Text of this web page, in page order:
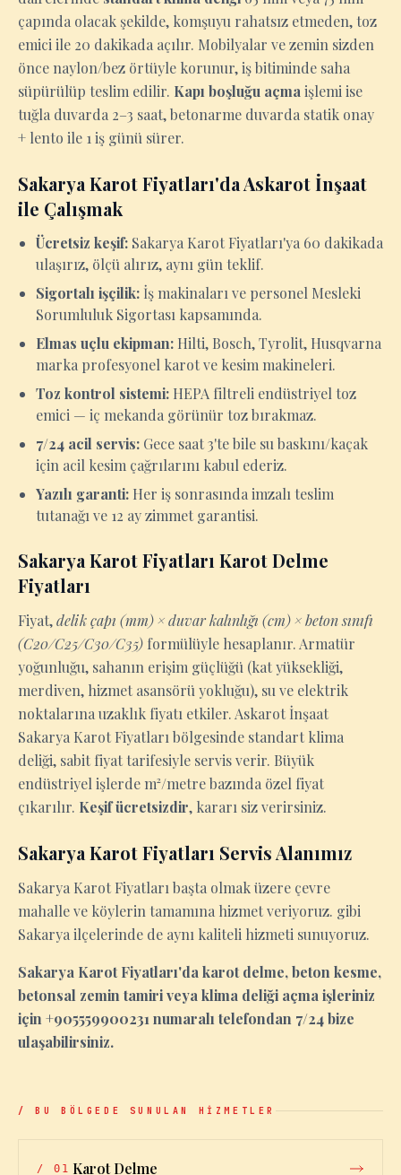
çapında olacak şekilde, komşuyu rahatsız etmeden, toz
emici ile 20 dakikada açılır. Mobilyalar ve zemin sizden
önce naylon/bez örtüyle korunur, iş bitiminde saha
süpürülüp teslim edilir. Kapı boşluğu açma işlemi ise
tuğla duvarda 2–3 saat, betonarme duvarda statik onay
+ lento ile 1 iş günü sürer.
Sakarya Karot Fiyatları'da Askarot İnşaat
ile Çalışmak
Ücretsiz keşif: Sakarya Karot Fiyatları'ya 60 dakikada
ulaşırız, ölçü alırız, aynı gün teklif.
Sigortalı işçilik: İş makinaları ve personel Mesleki
Sorumluluk Sigortası kapsamında.
Elmas uçlu ekipman: Hilti, Bosch, Tyrolit, Husqvarna
marka profesyonel karot ve kesim makineleri.
Toz kontrol sistemi: HEPA filtreli endüstriyel toz
emici — iç mekanda görünür toz bırakmaz.
7/24 acil servis: Gece saat 3'te bile su baskını/kaçak
için acil kesim çağrılarını kabul ederiz.
Yazılı garanti: Her iş sonrasında imzalı teslim
tutanağı ve 12 ay zimmet garantisi.
Sakarya Karot Fiyatları Karot Delme
Fiyatları
Fiyat,delik çapı (mm) × duvar kalınlığı (cm) × beton sınıfı
(C20/C25/C30/C35) formülüyle hesaplanır. Armatür
yoğunluğu, sahanın erişim güçlüğü (kat yüksekliği,
merdiven, hizmet asansörü yokluğu), su ve elektrik
noktalarına uzaklık fiyatı etkiler. Askarot İnşaat
Sakarya Karot Fiyatları bölgesinde standart klima
deliği, sabit fiyat tarifesiyle servis verir. Büyük
endüstriyel işlerde m²/metre bazında özel fiyat
çıkarılır. Keşif ücretsizdir, kararı siz verirsiniz.
Sakarya Karot Fiyatları Servis Alanımız
Sakarya Karot Fiyatları başta olmak üzere çevre
mahalle ve köylerin tamamına hizmet veriyoruz. gibi
Sakarya ilçelerinde de aynı kaliteli hizmeti sunuyoruz.
Sakarya Karot Fiyatları'da karot delme, beton kesme,
betonsal zemin tamiri veya klima deliği açma işleriniz
için +905559900231 numaralı telefondan 7/24 bize
ulaşabilirsiniz.
/ BU BÖLGEDE SUNULAN HİZMETLER
/ 01 Karot Delme